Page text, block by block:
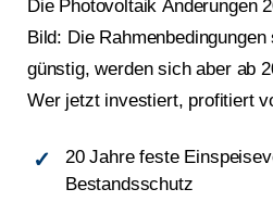
Die Photovoltaik Änderungen
Bild: Die
günstig, werden sich aber ab
Wer jetzt investiert, profitiert
20 Jahre feste
Bestandsschutz